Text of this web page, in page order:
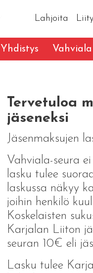
Lahjoita
Yhdistys Vahviala
Tervetuloa
jäseneksi
Jäsenmaksujen
Vahviala-seura
lasku tulee
laskussa näkyy
joihin henkilö
Koskelaisten
Karjalan Liiton
seuran 10€ eli
Lasku tulee